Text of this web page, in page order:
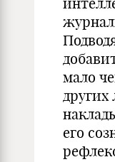
мало
его